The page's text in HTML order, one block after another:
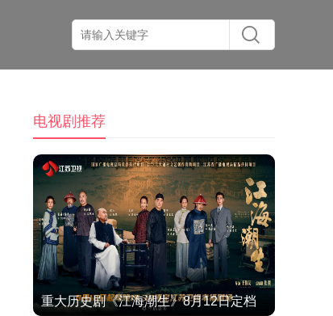
电视剧推荐
重大历史剧《江海潮生》8月12日定档